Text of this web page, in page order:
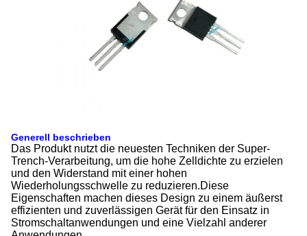
Generell beschrieben
Das Produkt nutzt die neuesten Techniken der Super-
Trench-Verarbeitung, um die hohe Zelldichte zu erzielen
und den Widerstand mit einer hohen
Wiederholungsschwelle zu reduzieren.Diese
Eigenschaften machen dieses Design zu einem äußerst
effizienten und zuverlässigen Gerät für den Einsatz in
Stromschaltanwendungen und eine Vielzahl anderer